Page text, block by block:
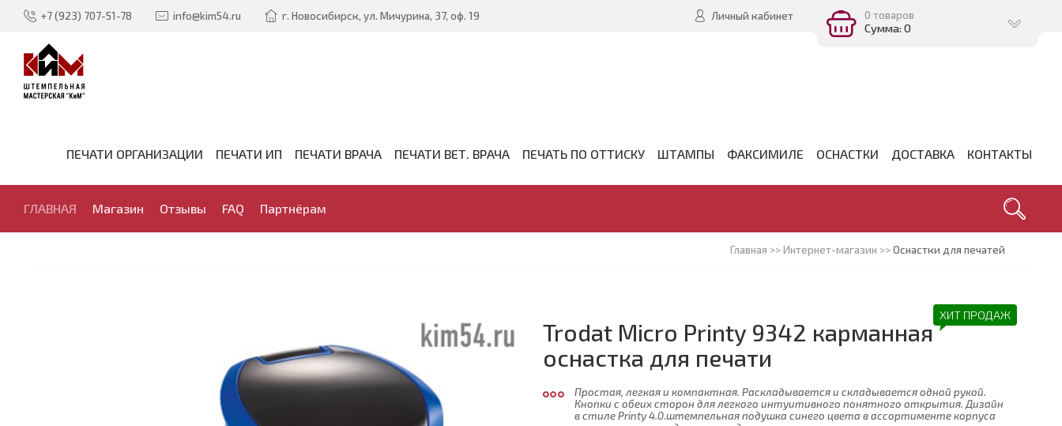
+7 (923) 707-51-78 info@kim54.ru г. Новосибирск, ул. Мичурина, 37, оф. 19 Личный кабинет 0 товаров
Сумма: 0
ПЕЧАТИ ОРГАНИЗАЦИИ ПЕЧАТИ ИП ПЕЧАТИ ВРАЧА ПЕЧАТИ ВЕТ. ВРАЧА ПЕЧАТЬ ПО ОТТИСКУ ШТАМПЫ ФАКСИМИЛЕ ОСНАСТКИ ДОСТАВКА КОНТАКТЫ
ГЛАВНАЯ Магазин Отзывы FAQ Партнёрам
Главная >>Интернет-магазин >>Оснастки для печатей
ХИТ ПРОДАЖ
Trodat Micro Printy 9342 карманная
оснастка для печати
Простая, легкая и компактная. Раскладывается и складывается одной рукой.
Кнопки с обеих сторон для легкого интуитивного понятного открытия. Дизайн
в стиле Printy 4.0.штемпельная подушка синего цвета в ассортименте корпуса